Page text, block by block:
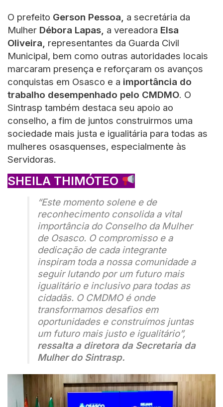
O prefeito Gerson Pessoa, a secretária da
Mulher Débora Lapas, a vereadora Elsa
Oliveira, representantes da Guarda Civil
Municipal, bem como outras autoridades locais
marcaram presença e reforçaram os avanços
conquistas em Osasco e a importância do
trabalho desempenhado pelo CMDMO. O
Sintrasp também destaca seu apoio ao
conselho, a fim de juntos construirmos uma
sociedade mais justa e igualitária para todas as
mulheres osasquenses, especialmente às
Servidoras.
SHEILA THIMÓTEO
“Este momento solene e de
reconhecimento consolida a vital
importância do Conselho da Mulher
de Osasco. O compromisso e a
dedicação de cada integrante
inspiram toda a nossa comunidade a
seguir lutando por um futuro mais
igualitário e inclusivo para todas as
cidadãs. O CMDMO é onde
transformamos desafios em
oportunidades e construímos juntas
um futuro mais justo e igualitário”,
ressalta a diretora da Secretaria da
Mulher do Sintrasp.